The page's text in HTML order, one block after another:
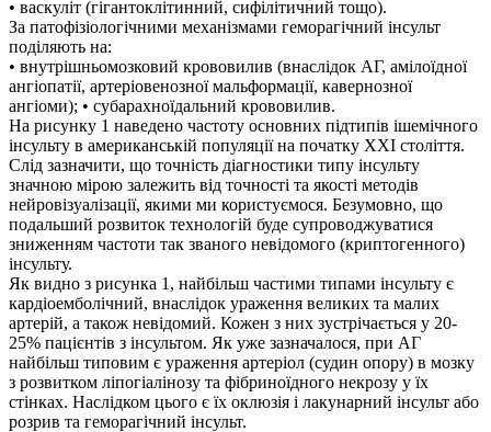
• васкуліт (гігантоклітинний, сифілітичний тощо).
За патофізіологічними механізмами геморагічний інсульт
поділяють на:
• внутрішньомозковий крововилив (внаслідок АГ, амілоїдної
ангіопатії, артеріовенозної мальформації, кавернозної
ангіоми); • субарахноїдальний крововилив.
На рисунку 1 наведено частоту основних підтипів ішемічного
інсульту в американській популяції на початку XXI століття.
Слід зазначити, що точність діагностики типу інсульту
значною мірою залежить від точності та якості методів
нейровізуалізації, якими ми користуємося. Безумовно, що
подальший розвиток технологій буде супроводжуватися
зниженням частоти так званого невідомого (криптогенного)
інсульту.
Як видно з рисунка 1, найбільш частими типами інсульту є
кардіоемболічний, внаслідок ураження великих та малих
артерій, а також невідомий. Кожен з них зустрічається у 20-
25% пацієнтів з інсультом. Як уже зазначалося, при АГ
найбільш типовим є ураження артеріол (судин опору) в мозку
з розвитком ліпогіалінозу та фібриноїдного некрозу у їх
стінках. Наслідком цього є їх оклюзія і лакунарний інсульт або
розрив та геморагічний інсульт.